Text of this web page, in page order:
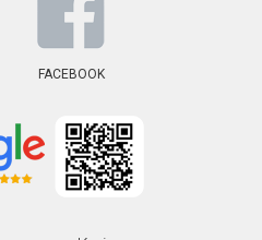
FACEBOOK